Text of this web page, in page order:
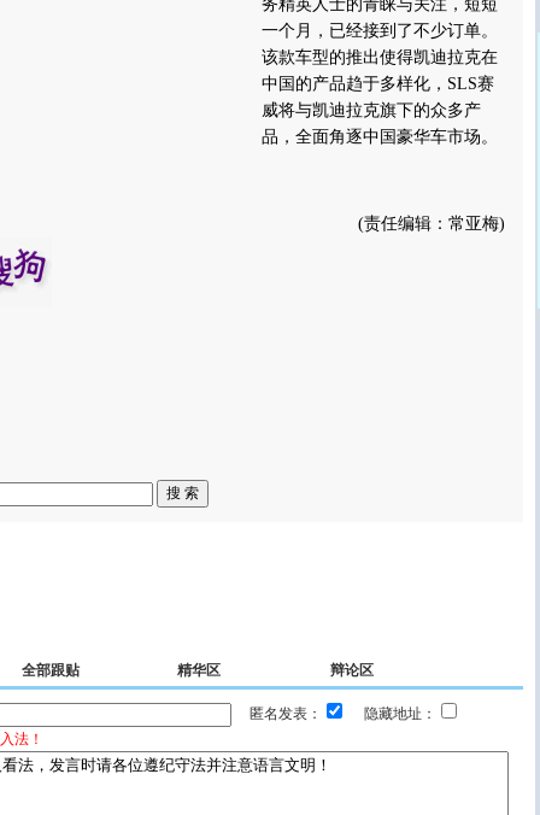
务精英人士的青睐与关注，短短
一个月，已经接到了不少订单。
该款车型的推出使得凯迪拉克在
中国的产品趋于多样化，SLS赛
威将与凯迪拉克旗下的众多产
品，全面角逐中国豪华车市场。
(责任编辑：常亚梅)
全部跟贴 精华区 辩论区
匿名发表：
隐藏地址：
法！